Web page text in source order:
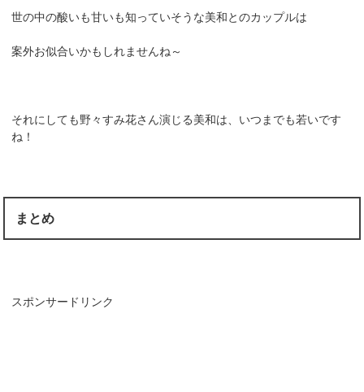
世の中の酸いも甘いも知っていそうな美和とのカップルは
案外お似合いかもしれませんね～
それにしても野々すみ花さん演じる美和は、いつまでも若いです
ね！
まとめ
スポンサードリンク